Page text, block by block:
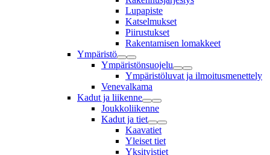
Lupapiste
Katselmukset
Piirustukset
Rakentamisen lomakkeet
Ympäristö
Ympäristönsuojelu
Ympäristöluvat ja ilmoitusmenettely
Venevalkama
Kadut ja liikenne
Joukkoliikenne
Kadut ja tiet
Kaavatiet
Yleiset tiet
Yksityistiet